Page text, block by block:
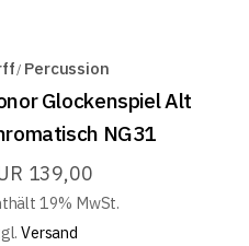
Percussion
Glockenspiel Alt
NG31
139,00
19% MwSt.
Versand